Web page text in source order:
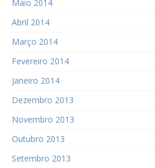
Maio 2014
Abril 2014
Março 2014
Fevereiro 2014
Janeiro 2014
Dezembro 2013
Novembro 2013
Outubro 2013
Setembro 2013